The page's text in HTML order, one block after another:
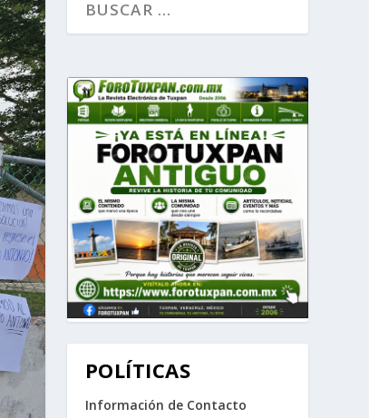
POLÍTICAS
Información de Contacto